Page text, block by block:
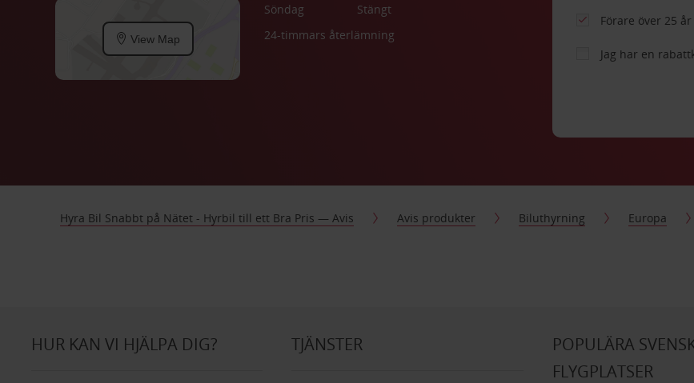
View Map
Söndag
Stängt
24-timmars återlämning
Förare över 25 år
Jag har en
Hyra Bil Snabbt på Nätet - Hyrbil till ett Bra Pris — Avis Avis produkter Biluthyrning Europa
HUR KAN VI HJÄLPA DIG? TJÄNSTER
POPULÄRA
FLYGPLATSER